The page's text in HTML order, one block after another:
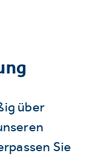
über
Sie